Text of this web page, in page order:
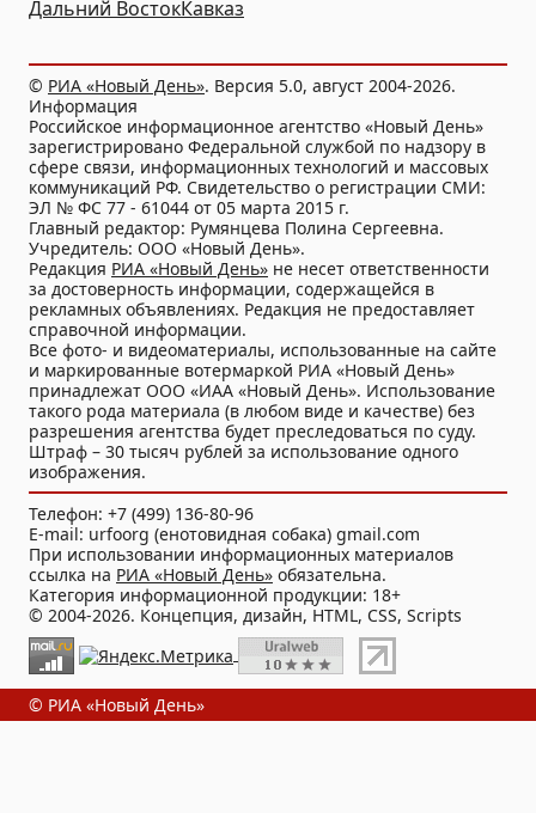
Дальний ВостокКавказ
© РИА «Новый День». Версия 5.0, август 2004-2026.
Информация
Российское информационное агентство «Новый День»
зарегистрировано Федеральной службой по надзору в
сфере связи, информационных технологий и массовых
коммуникаций РФ. Свидетельство о регистрации СМИ:
ЭЛ № ФС 77 - 61044 от 05 марта 2015 г.
Главный редактор: Румянцева Полина Сергеевна.
Учредитель: ООО «Новый День».
Редакция РИА «Новый День» не несет ответственности
за достоверность информации, содержащейся в
рекламных объявлениях. Редакция не предоставляет
справочной информации.
Все фото- и видеоматериалы, использованные на сайте
и маркированные вотермаркой РИА «Новый День»
принадлежат ООО «ИАА «Новый День». Использование
такого рода материала (в любом виде и качестве) без
разрешения агентства будет преследоваться по суду.
Штраф – 30 тысяч рублей за использование одного
изображения.
Телефон: +7 (499) 136-80-96
E-mail: urfoorg (енотовидная собака) gmail.com
При использовании информационных материалов
ссылка на РИА «Новый День» обязательна.
Категория информационной продукции: 18+
© 2004-2026. Концепция, дизайн, HTML, CSS, Scripts
© РИА «Новый День»